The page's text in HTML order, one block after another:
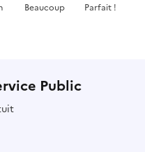
Beaucoup Parfait !
Public